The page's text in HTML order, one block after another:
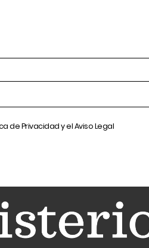
de Privacidady elAviso Legal